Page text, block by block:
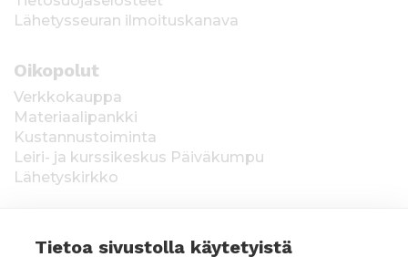
Tietoa sivustolla käytetyistä
Lähetysseuran ilmoituskanava
Oikopolut
Verkkokauppa
Materiaalipankki
Kustannustoiminta
Leiri- ja kurssikeskus Päiväkumpu
Lähetyskirkko